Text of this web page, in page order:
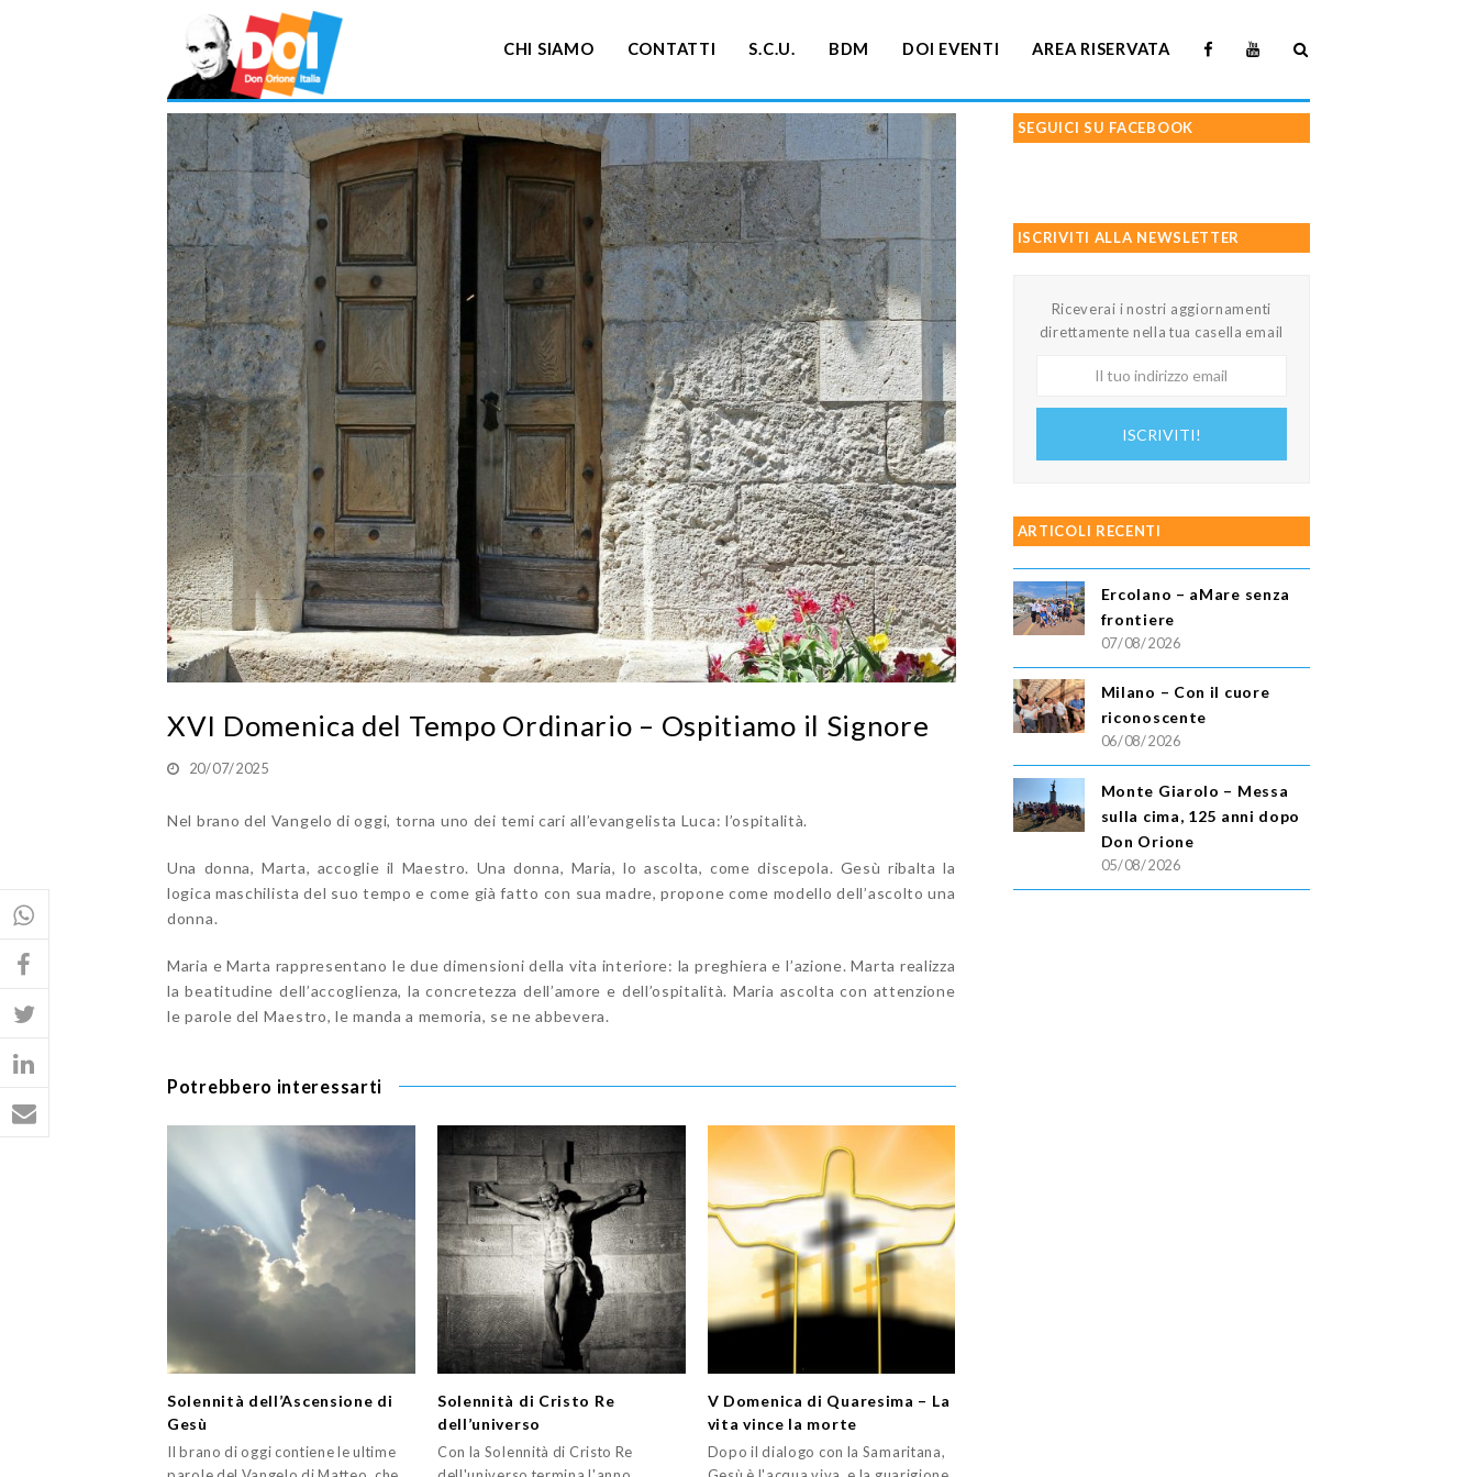
CHI SIAMO CONTATTI S.C.U. BDM DOI EVENTI AREA RISERVATA
XVI Domenica del Tempo Ordinario – Ospitiamo il Signore
20/07/2025
Nel brano del Vangelo di oggi, torna uno dei temi cari all’evangelista Luca: l’ospitalità.
Una donna, Marta, accoglie il Maestro. Una donna, Maria, lo ascolta, come discepola. Gesù ribalta la
logica maschilista del suo tempo e come già fatto con sua madre, propone come modello dell’ascolto una
donna.
Maria e Marta rappresentano le due dimensioni della vita interiore: la preghiera e l’azione. Marta realizza
la beatitudine dell’accoglienza, la concretezza dell’amore e dell’ospitalità. Maria ascolta con attenzione
le parole del Maestro, le manda a memoria, se ne abbevera.
Potrebbero interessarti
Solennità dell’Ascensione di
Gesù
Il brano di oggi contiene le ultime
Solennità di Cristo Re
dell’universo
Con la Solennità di Cristo Re
V Domenica di Quaresima – La
vita vince la morte
Dopo il dialogo con la Samaritana,
SEGUICI SU FACEBOOK
ISCRIVITI ALLA NEWSLETTER
Riceverai i nostri aggiornamenti
direttamente nella tua casella email
ISCRIVITI!
ARTICOLI RECENTI
Ercolano – aMare senza
frontiere
07/08/2026
Milano – Con il cuore
riconoscente
06/08/2026
Monte Giarolo – Messa
sulla cima, 125 anni dopo
Don Orione
05/08/2026